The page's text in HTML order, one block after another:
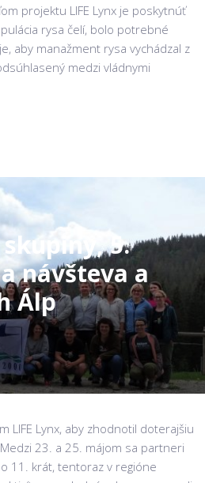
projektu LIFE Lynx je poskytnúť
rysa čelí, bolo potrebné
aby manažment rysa vychádzal z
medzi vládnymi
5.
návšteva a
Álp
LIFE Lynx, aby zhodnotil doterajšiu
23. a 25. májom sa partneri
11. krát, tentoraz v regióne